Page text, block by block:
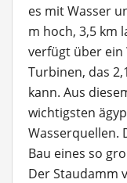
es mit Wasser
m hoch, 3,5 km
verfügt über ein
Turbinen, das
kann. Aus
wichtigsten
Wasserquellen.
Bau eines so
Der Staudamm